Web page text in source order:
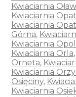
Kwiaciarnia
Kwiaciarnia
kwiaciarnia
Górna,
Kwiaciarnia
Kwiaciarnia Orla,
Orneta,
Kwiaciarnia
Osięciny,
Kwiaciarnia